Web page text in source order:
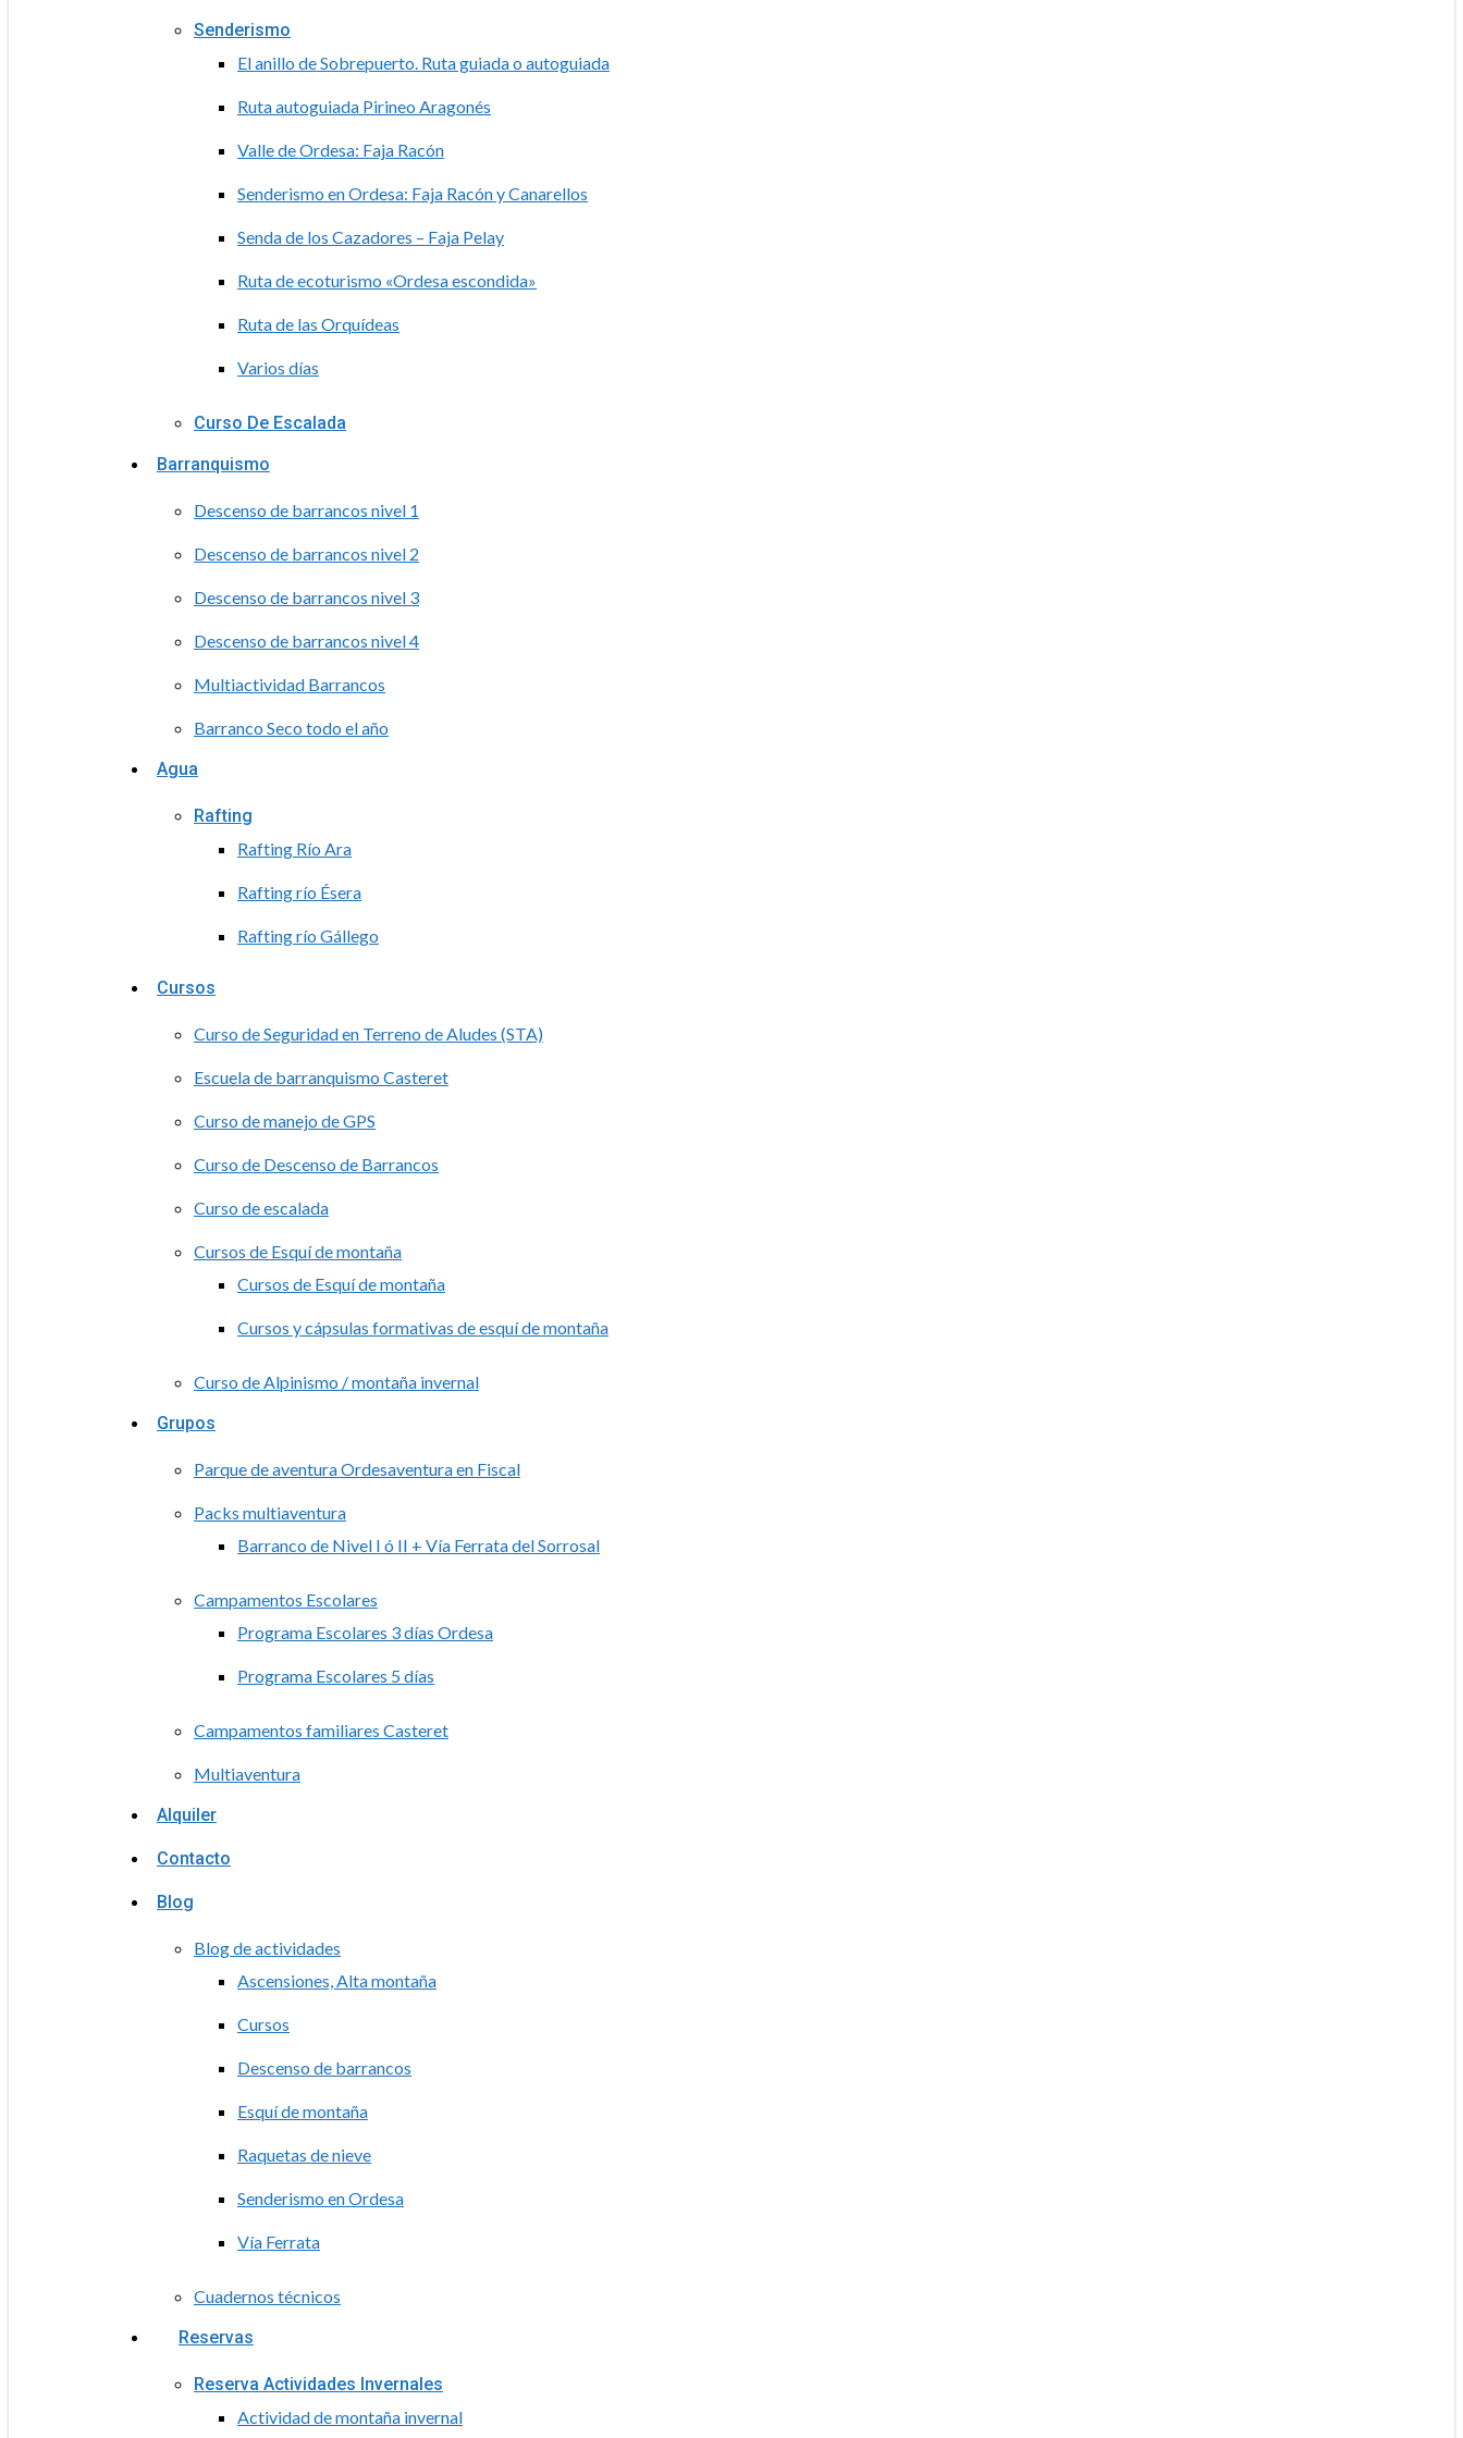
Senderismo
El anillo de Sobrepuerto. Ruta guiada o autoguiada
Ruta autoguiada Pirineo Aragonés
Valle de Ordesa: Faja Racón
Senderismo en Ordesa: Faja Racón y Canarellos
Senda de los Cazadores – Faja Pelay
Ruta de ecoturismo «Ordesa escondida»
Ruta de las Orquídeas
Varios días
Curso De Escalada
Barranquismo
Descenso de barrancos nivel 1
Descenso de barrancos nivel 2
Descenso de barrancos nivel 3
Descenso de barrancos nivel 4
Multiactividad Barrancos
Barranco Seco todo el año
Agua
Rafting
Rafting Río Ara
Rafting río Ésera
Rafting río Gállego
Cursos
Curso de Seguridad en Terreno de Aludes (STA)
Escuela de barranquismo Casteret
Curso de manejo de GPS
Curso de Descenso de Barrancos
Curso de escalada
Cursos de Esquí de montaña
Cursos de Esquí de montaña
Cursos y cápsulas formativas de esquí de montaña
Curso de Alpinismo / montaña invernal
Grupos
Parque de aventura Ordesaventura en Fiscal
Packs multiaventura
Barranco de Nivel I ó II + Vía Ferrata del Sorrosal
Campamentos Escolares
Programa Escolares 3 días Ordesa
Programa Escolares 5 días
Campamentos familiares Casteret
Multiaventura
Alquiler
Contacto
Blog
Blog de actividades
Ascensiones, Alta montaña
Cursos
Descenso de barrancos
Esquí de montaña
Raquetas de nieve
Senderismo en Ordesa
Vía Ferrata
Cuadernos técnicos
Reservas
Reserva Actividades Invernales
Actividad de montaña invernal